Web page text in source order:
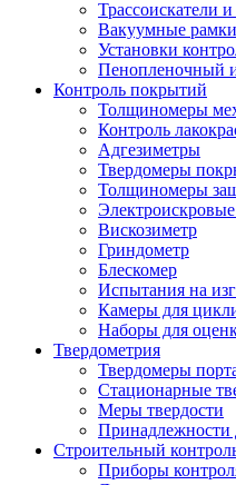
Трассоискатели
Вакуумные рамки
Установки
Пенопленочный
Контроль покрытий
Толщиномеры
Контроль
Адгезиметры
Твердомеры
Толщиномеры
Вискозиметр
Гриндометр
Блескомер
Испытания на
Камеры для
Наборы для
Твердометрия
Твердомеры
Стационарные
Меры твердости
Принадлежности
Строительный
Приборы